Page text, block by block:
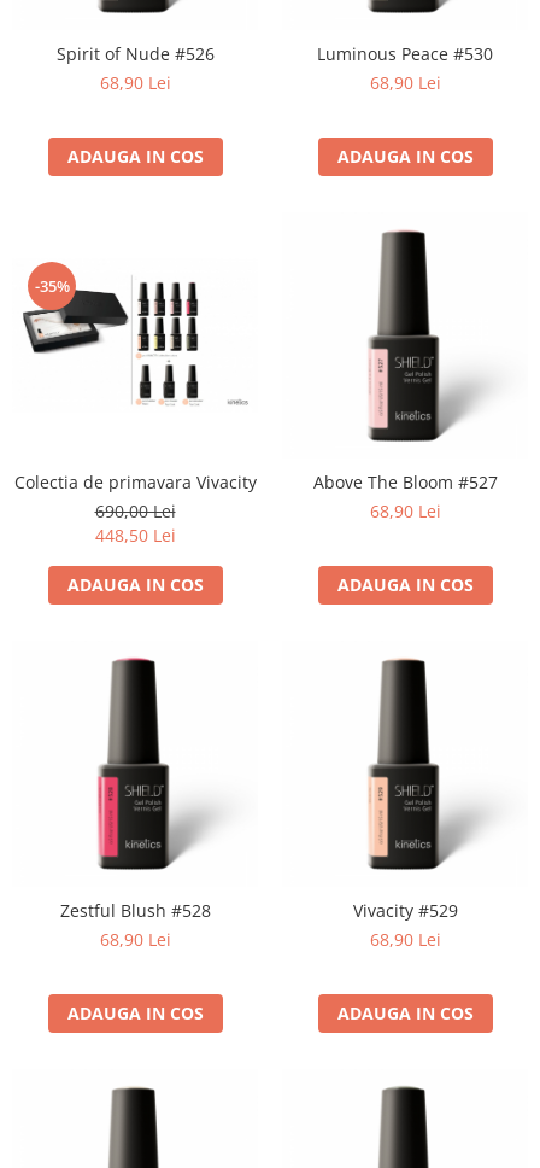
Gel In Bottle
Clasic Gel Medium
Jelly Gel Strong
Accesorii
Păr Creț
Styling
LUCE Tratament
Laminare/Reconstructie
Spirit of Nude #526
68,90 Lei
ADAUGA IN COS
Luminous Peace #530
68,90 Lei
ADAUGA IN COS
-35%
Colectia de primavara Vivacity
690,00 Lei
448,50 Lei
ADAUGA IN COS
Above The Bloom #527
68,90 Lei
ADAUGA IN COS
Zestful Blush #528
68,90 Lei
ADAUGA IN COS
Vivacity #529
68,90 Lei
ADAUGA IN COS